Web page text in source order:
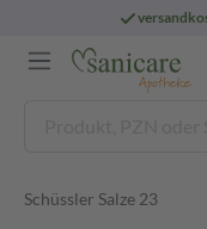
Schüssler Salze 23